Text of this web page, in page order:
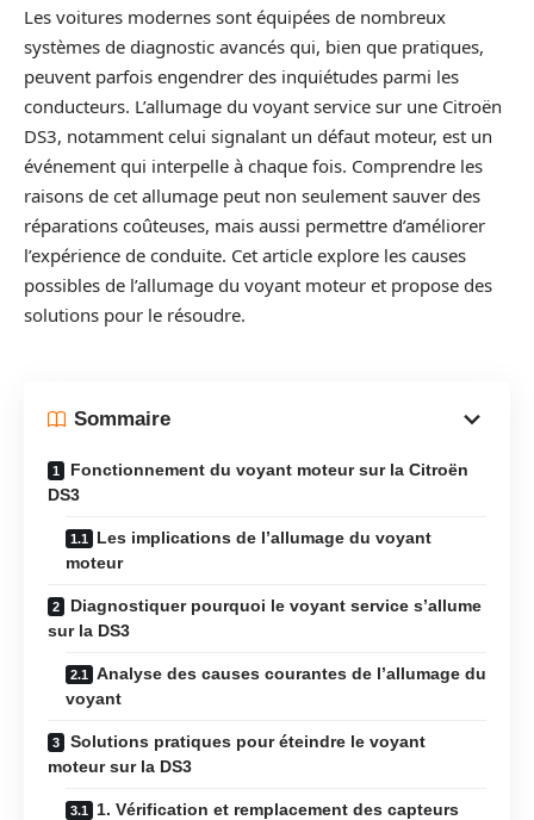
Les voitures modernes sont équipées de nombreux
systèmes de diagnostic avancés qui, bien que pratiques,
peuvent parfois engendrer des inquiétudes parmi les
conducteurs. L’allumage du voyant service sur une Citroën
DS3, notamment celui signalant un défaut moteur, est un
événement qui interpelle à chaque fois. Comprendre les
raisons de cet allumage peut non seulement sauver des
réparations coûteuses, mais aussi permettre d’améliorer
l’expérience de conduite. Cet article explore les causes
possibles de l’allumage du voyant moteur et propose des
solutions pour le résoudre.
Sommaire
Fonctionnement du voyant moteur sur la Citroën
DS3
Les implications de l’allumage du voyant
moteur
Diagnostiquer pourquoi le voyant service s’allume
sur la DS3
Analyse des causes courantes de l’allumage du
voyant
Solutions pratiques pour éteindre le voyant
moteur sur la DS3
1. Vérification et remplacement des capteurs